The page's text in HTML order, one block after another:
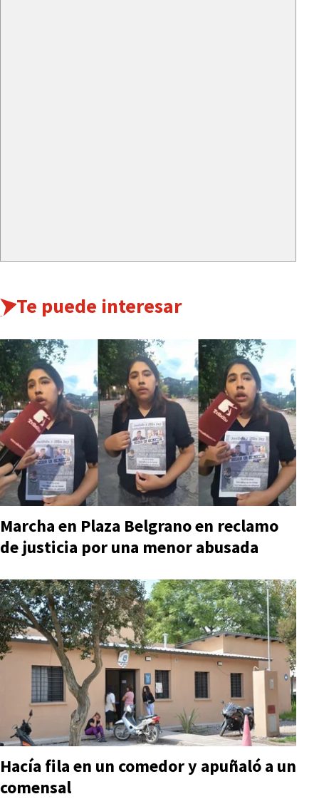
Te puede interesar
Marcha en Plaza Belgrano en reclamo
de justicia por una menor abusada
Hacía fila en un comedor y apuñaló a un
comensal